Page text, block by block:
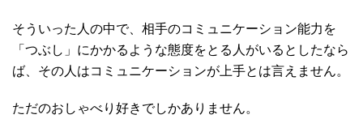
そういった人の中で、相手のコミュニケーション能力を
「つぶし」にかかるような態度をとる人がいるとしたなら
ば、その人はコミュニケーションが上手とは言えません。
ただのおしゃべり好きでしかありません。